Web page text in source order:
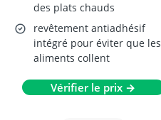
des plats chauds
revêtement antiadhésif
intégré pour éviter que les
aliments collent
Vérifier le prix →